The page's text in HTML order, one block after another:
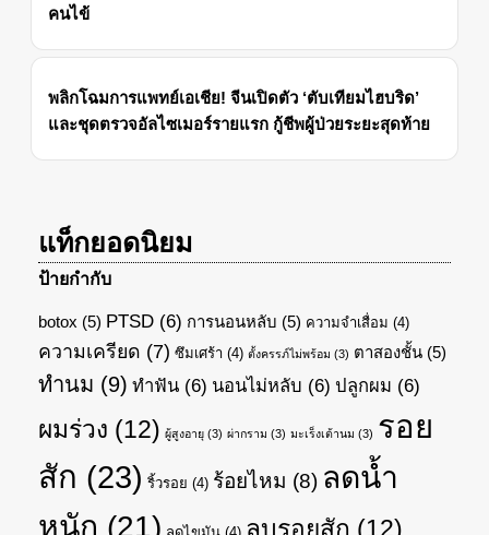
คนไข้
พลิกโฉมการแพทย์เอเชีย! จีนเปิดตัว ‘ตับเทียมไฮบริด’
และชุดตรวจอัลไซเมอร์รายแรก กู้ชีพผู้ป่วยระยะสุดท้าย
แท็กยอดนิยม
ป้ายกำกับ
botox (5) PTSD (6) การนอนหลับ (5) ความจำเสื่อม (4)
ความเครียด (7) ซึมเศร้า (4) ตั้งครรภ์ไม่พร้อม (3) ตาสองชั้น (5)
ทำนม (9) ทำฟัน (6) นอนไม่หลับ (6) ปลูกผม (6)
ผมร่วง (12) ผู้สูงอายุ (3) ผ่ากราม (3) มะเร็งเต้านม (3) รอย
สัก (23) ริ้วรอย (4) ร้อยไหม (8) ลดน้ำ
หนัก (21) ลบรอยสัก (12)